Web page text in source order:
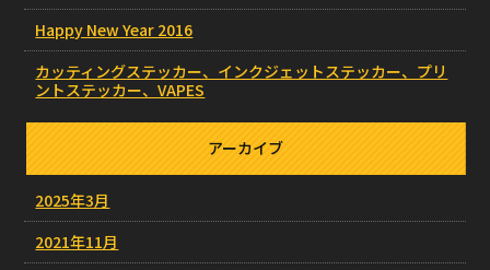
Happy New Year 2016
カッティングステッカー、インクジェットステッカー、プリ
ントステッカー、VAPES
アーカイブ
2025年3月
2021年11月